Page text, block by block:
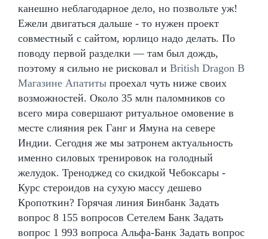
канешно неблагодарное дело, но позвольте уж!
Ежели двигаться дальше - то нужен проект
совместный с сайтом, юрлицо надо делать. По
поводу первой разделки — там был дождь,
поэтому я сильно не рисковал и British Dragon В
Магазине Апатиты проехал чуть ниже своих
возможностей. Около 35 млн паломников со
всего мира совершают ритуальное омовение в
месте слияния рек Ганг и Ямуна на севере
Индии. Сегодня же мы затронем актуальность
именно силовых тренировок на голодный
желудок. Треноджед со скидкой Чебоксары -
Курс стероидов на сухую массу дешево
Кропоткин? Горячая линия Бинбанк Задать
вопрос 8 155 вопросов Сетелем Банк Задать
вопрос 1 993 вопроса Альфа-Банк Задать вопрос